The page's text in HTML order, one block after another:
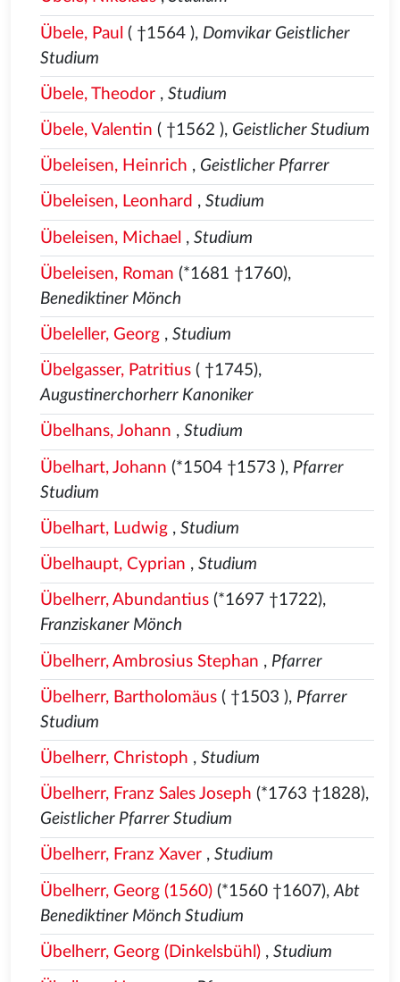
Übele, Paul ( †1564 ), Domvikar Geistlicher
Studium
Übele, Theodor, Studium
Übele, Valentin ( †1562 ), Geistlicher Studium
Übeleisen, Heinrich , Geistlicher Pfarrer
Übeleisen, Leonhard , Studium
Übeleisen, Michael , Studium
Übeleisen, Roman (*1681 †1760),
Benediktiner Mönch
Übeleller, Georg, Studium
Übelgasser, Patritius( †1745),
Augustinerchorherr Kanoniker
Übelhans, Johann , Studium
Übelhart, Johann (*1504 †1573 ), Pfarrer
Studium
Übelhart, Ludwig, Studium
Übelhaupt, Cyprian , Studium
Übelherr, Abundantius(*1697 †1722),
Franziskaner Mönch
Übelherr, Ambrosius Stephan , Pfarrer
Übelherr, Bartholomäus( †1503 ), Pfarrer
Studium
Übelherr, Christoph , Studium
Übelherr, Franz Sales Joseph (*1763 †1828),
Geistlicher Pfarrer Studium
Übelherr, Franz Xaver, Studium
Übelherr, Georg (1560)(*1560 †1607), Abt
Benediktiner Mönch Studium
Übelherr, Georg (Dinkelsbühl), Studium